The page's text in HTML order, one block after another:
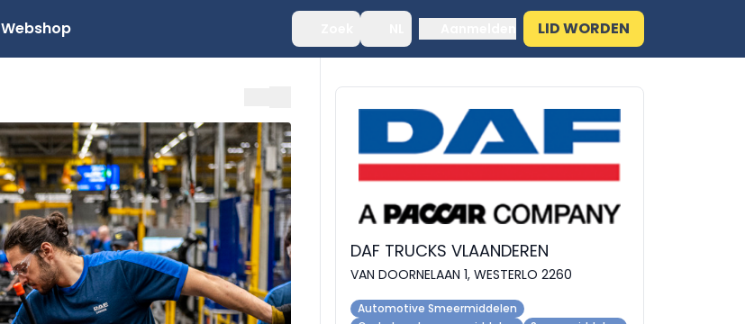
Webshop LID WORDEN
DAF TRUCKS VLAANDEREN
VAN DOORNELAAN 1, WESTERLO 2260
Automotive Smeermiddelen